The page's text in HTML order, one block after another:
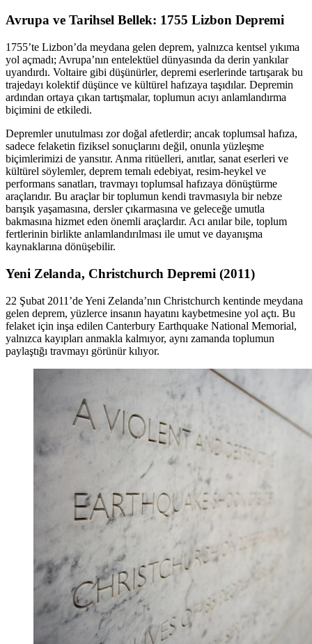
Avrupa ve Tarihsel Bellek: 1755 Lizbon Depremi
1755’te Lizbon’da meydana gelen deprem, yalnızca kentsel yıkıma
yol açmadı; Avrupa’nın entelektüel dünyasında da derin yankılar
uyandırdı. Voltaire gibi düşünürler, depremi eserlerinde tartışarak bu
trajedayı kolektif düşünce ve kültürel hafızaya taşıdılar. Depremin
ardından ortaya çıkan tartışmalar, toplumun acıyı anlamlandırma
biçimini de etkiledi.
Depremler unutulması zor doğal afetlerdir; ancak toplumsal hafıza,
sadece felaketin fiziksel sonuçlarını değil, onunla yüzleşme
biçimlerimizi de yansıtır. Anma ritüelleri, anıtlar, sanat eserleri ve
kültürel söylemler, deprem temalı edebiyat, resim-heykel ve
performans sanatları, travmayı toplumsal hafızaya dönüştürme
araçlarıdır. Bu araçlar bir toplumun kendi travmasıyla bir nebze
barışık yaşamasına, dersler çıkarmasına ve geleceğe umutla
bakmasına hizmet eden önemli araçlardır. Acı anılar bile, toplum
fertlerinin birlikte anlamlandırılması ile umut ve dayanışma
kaynaklarına dönüşebilir.
Yeni Zelanda, Christchurch Depremi (2011)
22 Şubat 2011’de Yeni Zelanda’nın Christchurch kentinde meydana
gelen deprem, yüzlerce insanın hayatını kaybetmesine yol açtı. Bu
felaket için inşa edilen Canterbury Earthquake National Memorial,
yalnızca kayıpları anmakla kalmıyor, aynı zamanda toplumun
paylaştığı travmayı görünür kılıyor.